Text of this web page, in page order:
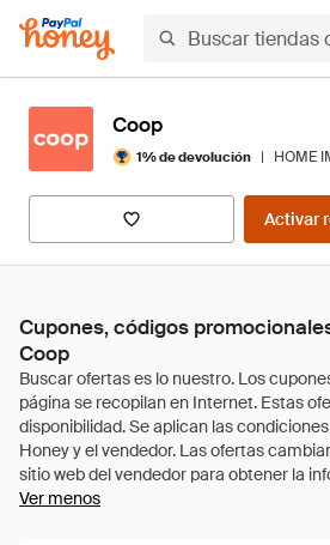
Coop
1% de devolución | HOME
Activar
Cupones, códigos
Coop
Ver menos